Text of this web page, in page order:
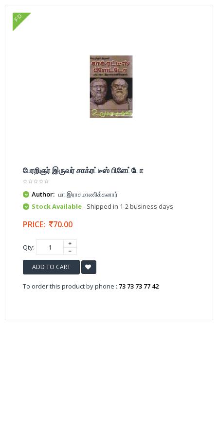
FD
பேரறிஞர் இருவர் சாக்ரட்டீஸ் பிளேட்டோ
Author: மா.இராசமாணிக்கனார்
Stock Available- Shipped in 1-2 business days
PRICE: 70.00
Qty:
ADD TO CART
To order this product by phone : 73 73 73 77 42